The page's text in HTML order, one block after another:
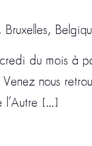
du mois à
nous
l’Autre […]